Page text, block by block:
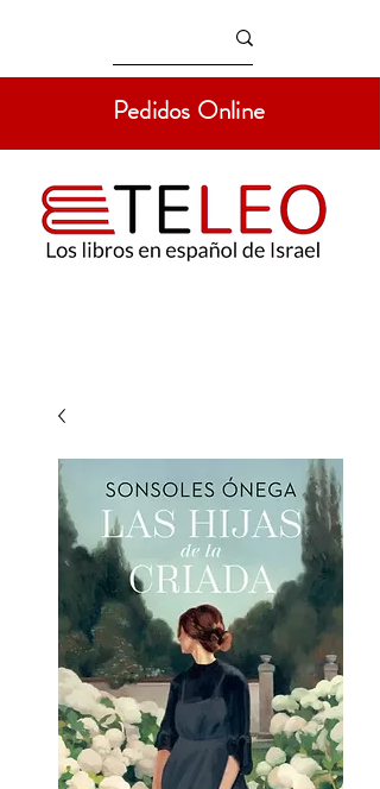
Pedidos Online